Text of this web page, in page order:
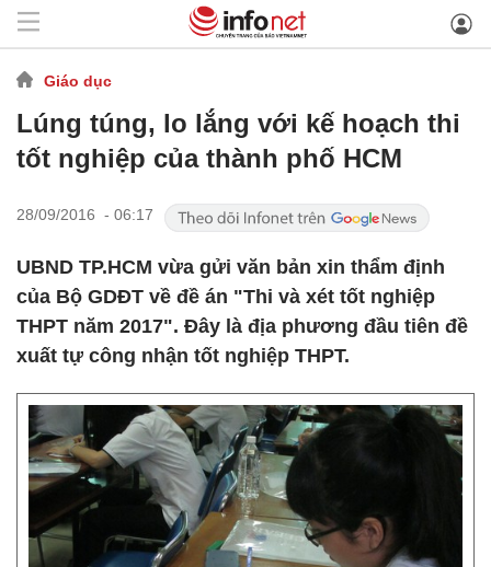
Giáo dục
Lúng túng, lo lắng với kế hoạch thi
tốt nghiệp của thành phố HCM
28/09/2016 - 06:17
UBND TP.HCM vừa gửi văn bản xin thẩm định
của Bộ GDĐT về đề án "Thi và xét tốt nghiệp
THPT năm 2017". Đây là địa phương đầu tiên đề
xuất tự công nhận tốt nghiệp THPT.